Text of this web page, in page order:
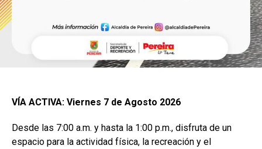
VÍA ACTIVA: Viernes 7 de Agosto 2026
Desde las 7:00 a.m. y hasta la 1:00 p.m., disfruta de un
espacio para la actividad física, la recreación y el